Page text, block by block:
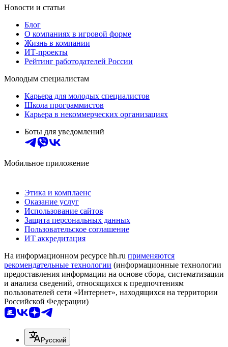
Новости и статьи
Блог
О компаниях в игровой форме
Жизнь в компании
ИТ-проекты
Рейтинг работодателей России
Молодым специалистам
Карьера для молодых специалистов
Школа программистов
Карьера в некоммерческих организациях
Боты для уведомлений
Мобильное приложение
Этика и комплаенс
Оказание услуг
Использование сайтов
Защита персональных данных
Пользовательское соглашение
ИТ аккредитация
На информационном ресурсе hh.ru применяются
рекомендательные технологии (информационные технологии
предоставления информации на основе сбора, систематизации
и анализа сведений, относящихся к предпочтениям
пользователей сети «Интернет», находящихся на территории
Российской Федерации)
Русский